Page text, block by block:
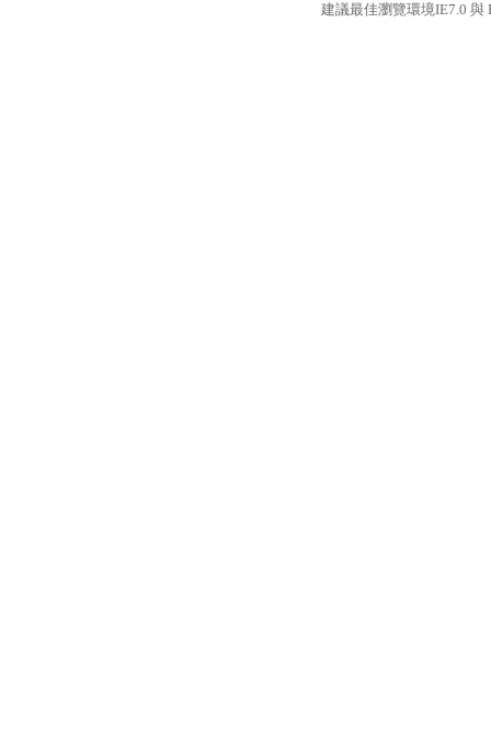
建議最佳瀏覽環境IE7.0 與